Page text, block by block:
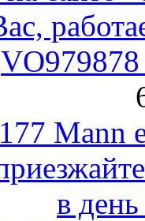
VO979878